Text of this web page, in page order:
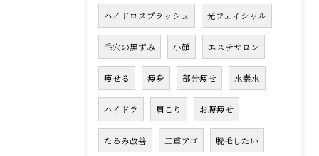
ハイドロスプラッシュ 光フェイシャル
毛穴の黒ずみ 小顔 エステサロン
痩せる 痩身 部分痩せ 水素水
ハイドラ 肩こり お腹痩せ
たるみ改善 二重アゴ 脱毛したい